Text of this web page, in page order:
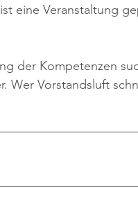
eine Veranstaltung
der Kompetenzen
Wer Vorstandsluft